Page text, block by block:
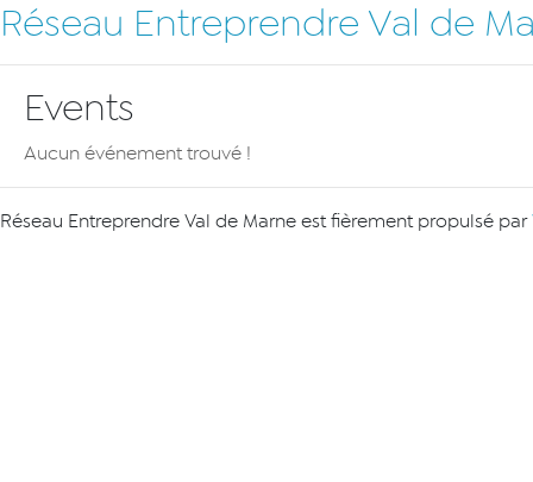
Réseau Entreprendre Val de
Events
Aucun événement trouvé !
Réseau Entreprendre Val de Marne est fièrement propulsé par